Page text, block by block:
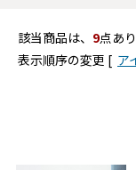
該当商品は、 9点あ
表示順序の変更 [ ア